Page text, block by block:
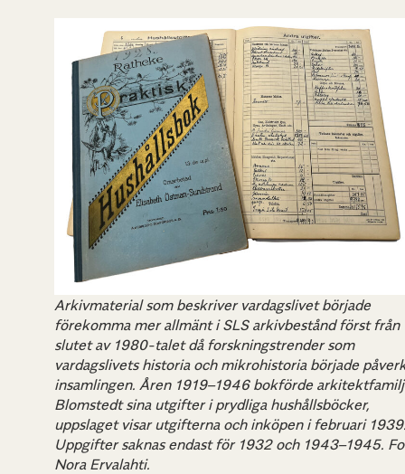
Arkivmaterial som beskriver vardagslivet började
förekomma mer allmänt i SLS arkivbestånd först från
slutet av 1980-talet då forskningstrender som
vardagslivets historia och mikrohistoria började
insamlingen. Åren 1919–1946 bokförde
Blomstedt sina utgifter i prydliga hushållsböcker,
uppslaget visar utgifterna och inköpen i februari
Uppgifter saknas endast för 1932 och 1943–1945.
Nora Ervalahti.